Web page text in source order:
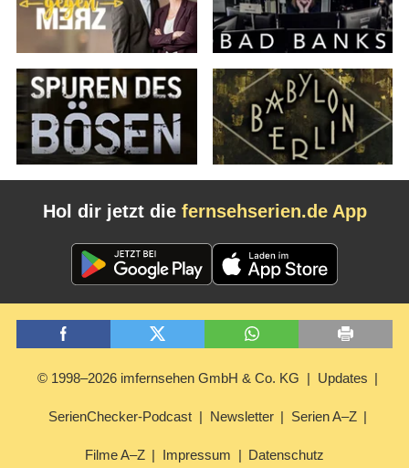
Hol dir jetzt die fernsehserien.de App
© 1998–2026 imfernsehen GmbH & Co. KG Updates
SerienChecker-Podcast Newsletter Serien A–Z
Filme A–Z Impressum Datenschutz